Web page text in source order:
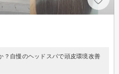
？自慢のヘッドスパで頭皮環境改善